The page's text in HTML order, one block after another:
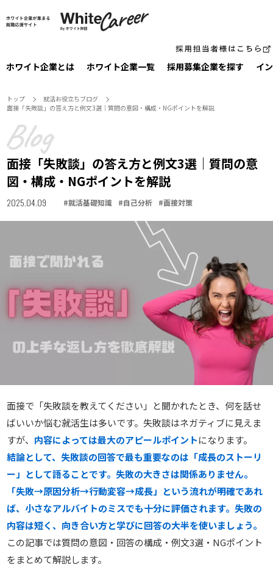
ホワイト企業とは ホワイト企業一覧 採⽤募集企業を探す イ
トップ
就活お役⽴ちブログ
面接「失敗談」の答え方と例文3選｜質問の意図・構成・NGポイントを解説
面接「失敗談」の答え方と例文3選｜質問の意
図・構成・NGポイントを解説
2025.04.09 #就活基礎知識 #自己分析 #面接対策
面接で「失敗談を教えてください」と聞かれたとき、何を話せ
ばいいか悩む就活生は多いです。失敗談はネガティブに見えま
すが、 内容によっては最大のアピールポイントになります。
結論として、失敗談の回答で最も重要なのは「成長のストーリ
ー」として語ることです。失敗の大きさは関係ありません。
「失敗→原因分析→行動変容→成長」という流れが明確であれ
ば、小さなアルバイトのミスでも十分に評価されます。失敗の
内容は短く、向き合い方と学びに回答の大半を使いましょう。
この記事では質問の意図・回答の構成・例文3選・NGポイント
をまとめて解説します。